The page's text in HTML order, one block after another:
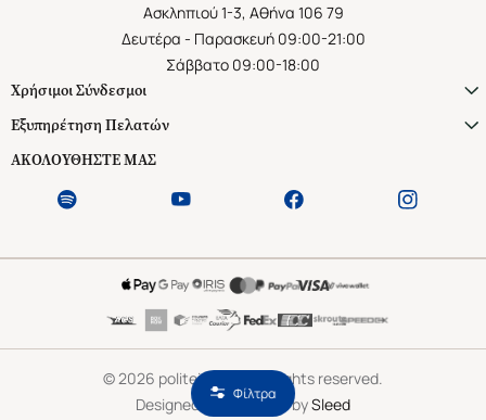
Φίλτρα
Ασκληπιού 1-3, Αθήνα 106 79
Δευτέρα - Παρασκευή 09:00-21:00
Σάββατο 09:00-18:00
Χρήσιμοι Σύνδεσμοι
Εξυπηρέτηση Πελατών
ΑΚΟΛΟΥΘΗΣΤΕ ΜΑΣ
© 2026 politeianet.gr All rights reserved.
Designed & Developed bySleed